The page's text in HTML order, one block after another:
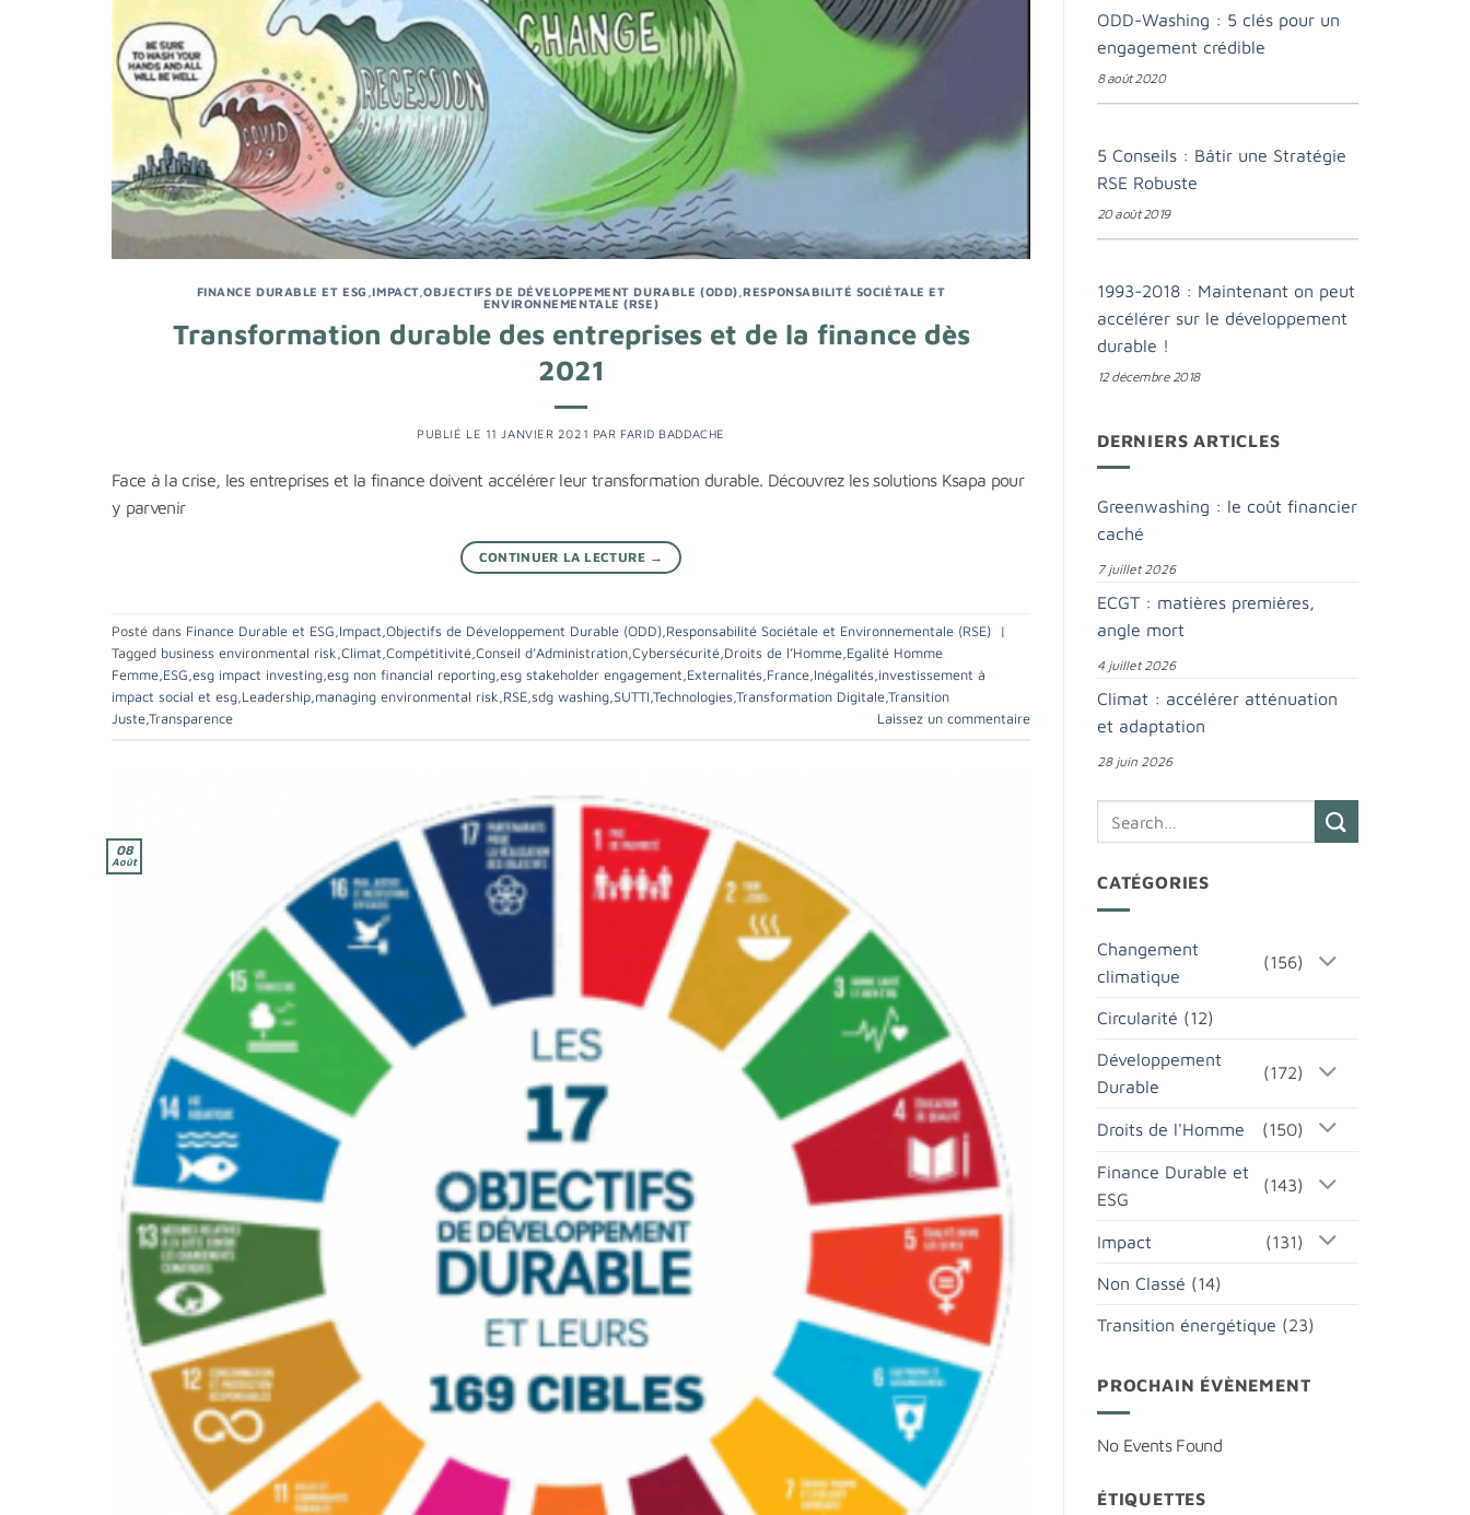
FINANCE DURABLE ET ESG ,IMPACT,OBJECTIFS DE DÉVELOPPEMENT DURABLE (ODD) ,RESPONSABILITÉ SOCIÉTALE ET
ENVIRONNEMENTALE (RSE)
Transformation durable des entreprises et de la finance dès
2021
PUBLIÉ LE 11 JANVIER 2021 PAR FARID BADDACHE
Face à la crise, les entreprises et la finance doivent accélérer leur transformation durable. Découvrez les solutions Ksapa pour
y parvenir
CONTINUER LA LECTURE →
Posté dans Finance Durable et ESG,Impact,Objectifs de Développement Durable (ODD),Responsabilité Sociétale et Environnementale (RSE)
|
Tagged business environmental risk,Climat,Compétitivité,Conseil d’Administration,Cybersécurité,Droits de l’Homme,Egalité Homme
Femme,ESG,esg impact investing,esg non financial reporting,esg stakeholder engagement,Externalités,France,Inégalités,investissement à
impact social et esg,Leadership,managing environmental risk,RSE,sdg washing,SUTTI,Technologies,Transformation Digitale,Transition
Juste,Transparence Laissez un commentaire
08
Août
ODD-Washing : 5 clés pour un
engagement crédible
8 août 2020
5 Conseils : Bâtir une Stratégie
RSE Robuste
20 août 2019
1993-2018 : Maintenant on peut
accélérer sur le développement
durable !
12 décembre 2018
DERNIERS ARTICLES
Greenwashing : le coût financier
caché
7 juillet 2026
ECGT : matières premières,
angle mort
4 juillet 2026
Climat : accélérer atténuation
et adaptation
28 juin 2026
CATÉGORIES
Changement
climatique
(156)
Circularité (12)
Développement
Durable
(172)
Droits de l'Homme (150)
Finance Durable et
ESG
(143)
Impact (131)
Non Classé (14)
Transition énergétique (23)
PROCHAIN ÉVÈNEMENT
No Events Found
ÉTIQUETTES